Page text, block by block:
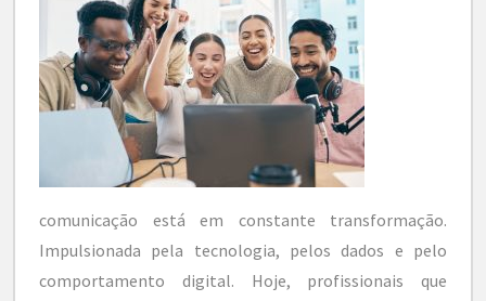
comunicação está em constante transformação.
Impulsionada pela tecnologia, pelos dados e pelo
comportamento digital. Hoje, profissionais que